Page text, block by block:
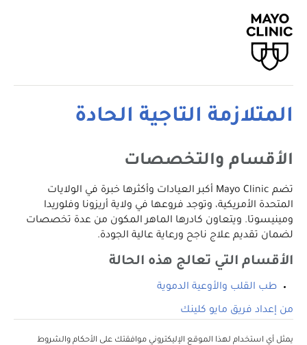
المتلازمة التاجية الحادة
الأقسام والتخصصات
تضم Mayo Clinic أكبر العيادات وأكثرها خبرة في الولايات
المتحدة الأمريكية، وتوجد فروعها في ولاية أريزونا وفلوريدا
ومينيسوتا. ويتعاون كادرها الماهر المكون من عدة تخصصات
لضمان تقديم علاج ناجح ورعاية عالية الجودة.
الأقسام التي تعالج هذه الحالة
طب القلب والأوعية الدموية
من إعداد فريق مايو كلينك
يمثل أي استخدام لهذا الموقع الإليكتروني موافقتك على الأحكام والشروط